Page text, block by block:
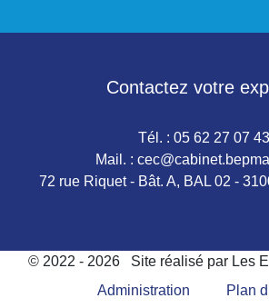
Contactez votre
Tél. : 05 62 27 07 43
Mail. :
72 rue Riquet - Bât. A, BAL 02 -
© 2022 - 2026
Site réalisé par Les
Administration
Plan